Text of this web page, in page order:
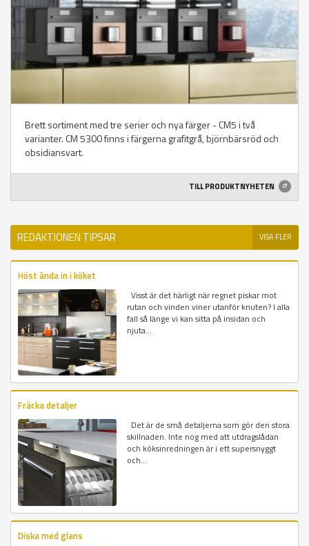
Brett sortiment med tre serier och nya färger - CM5 i två
varianter. CM 5300 finns i färgerna grafitgrå, björnbärsröd och
obsidiansvart.
TILL PRODUKTNYHETEN
REDAKTIONEN TIPSAR VISA FLER
Höst ända in i köket
Visst är det härligt när regnet piskar mot
rutan och vinden viner utanför knuten? I alla
fall så länge vi kan sitta på insidan och
njuta...
Fräcka detaljer
Det är de små detaljerna som gör den stora
skillnaden. Inte nog med att utdragslådan
och köksinredningen är i ett supersnyggt
och...
Diska med glans